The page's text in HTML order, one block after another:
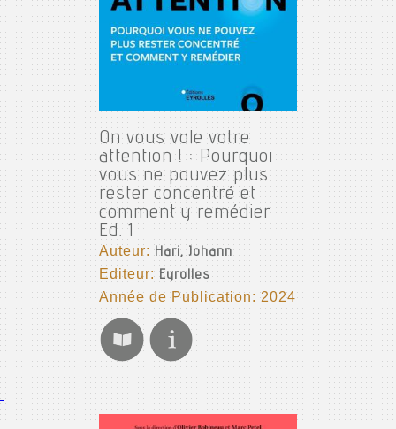
On vous vole votre
attention ! : Pourquoi
vous ne pouvez plus
rester concentré et
comment y remédier
Ed. 1
Auteur:Hari, Johann
Editeur: Eyrolles
Année de Publication: 2024